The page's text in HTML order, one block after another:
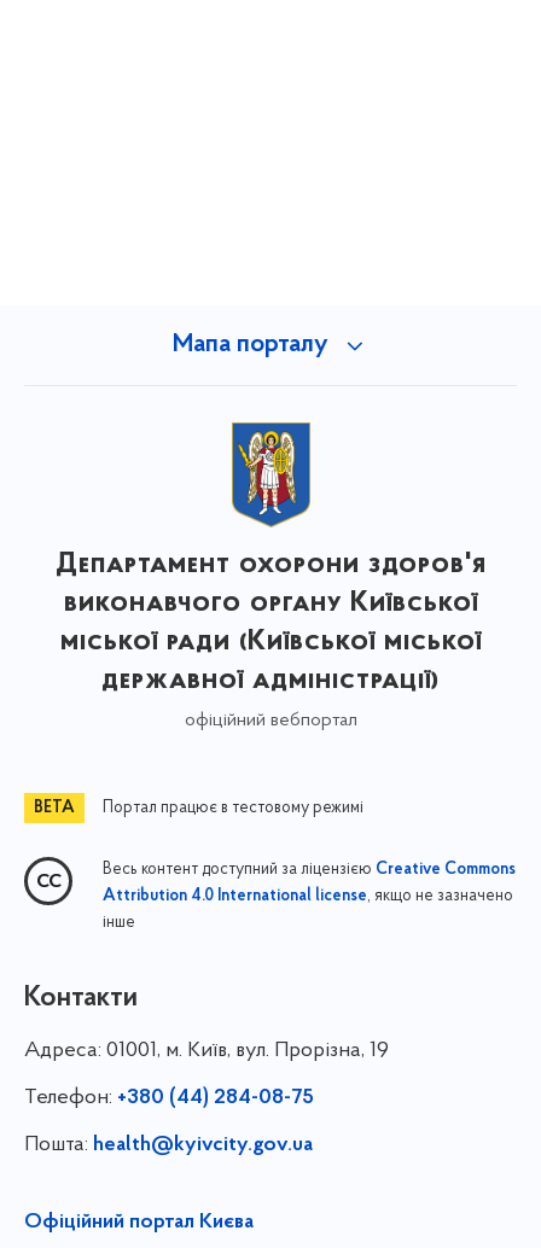
Мапа порталу
Департамент охорони здоров'я
виконавчого органу Київської
міської ради (Київської міської
державної адміністрації)
офіційний вебпортал
Портал працює в тестовому режимі
Весь контент доступний за ліцензією Creative Commons
Attribution 4.0 International license, якщо не зазначено
інше
Контакти
Адреса: 01001, м. Київ, вул. Прорізна, 19
Телефон: +380 (44) 284-08-75
Пошта: health@kyivcity.gov.ua
Офіційний портал Києва